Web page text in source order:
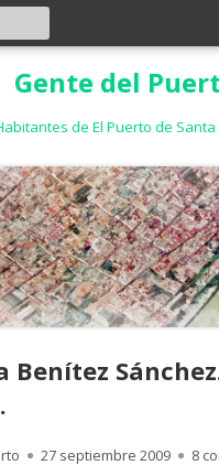
Gente del
de El Puerto de
Buscar:
Benítez
Publicado
27 septiembre 2009 8